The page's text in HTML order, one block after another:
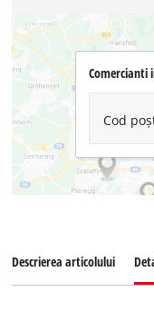
Comercianti
Cod
Descrierea articolului